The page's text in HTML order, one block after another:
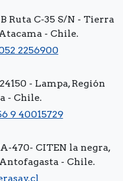
Ruta C-35 S/N - Tierra
- Chile.
2256900
- Lampa, Región
- Chile.
9 40015729
470- CITEN la negra,
- Chile.